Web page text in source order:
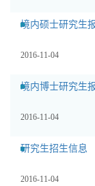
境内硕士研究生
2016-11-04
境内博士研究生
2016-11-04
研究生招生信息
2016-11-04